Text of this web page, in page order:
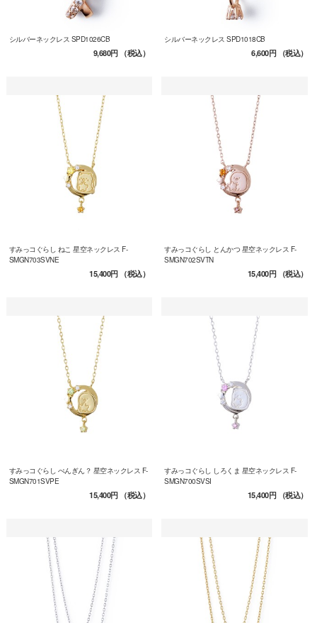
シルバーネックレス SPD1026CB
9,680円（税込）
シルバーネックレス SPD1018CB
6,600円（税込）
すみっコぐらし ねこ 星空ネックレス F-
SMGN703SVNE
15,400円（税込）
すみっコぐらし とんかつ 星空ネックレス F-
SMGN702SVTN
15,400円（税込）
すみっコぐらし ぺんぎん？ 星空ネックレス F-
SMGN701SVPE
15,400円（税込）
すみっコぐらし しろくま 星空ネックレス F-
SMGN700SVSI
15,400円（税込）